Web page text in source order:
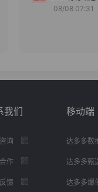
08/08 07:31
我们
询
作
馈
移动端
达多多数
达多多甄
达多多爆